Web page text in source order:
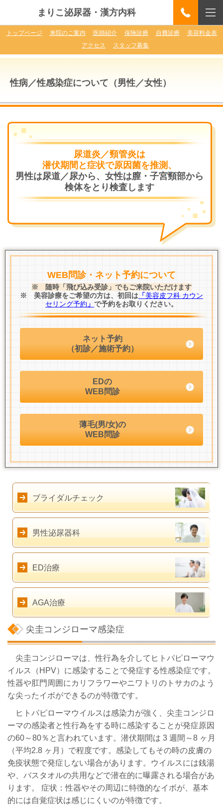
まりこ泌尿器・漢方内科
トップページ 来院のご案内 医師紹介 保険診療 自費診療
美容料金表
アクセス
スタッフ募集
性病／性感染症について （男性／女性）
尿道炎／頸管炎は
潜伏期間と症状で原因菌を推測、
男性は尿道／尿から、女性は膣・子宮頸部から
検体をとり検査します
WEB問診・ネット予約について
※ 随時「飛び込み受診」でもご来院いただけます
※ 美容診療をご希望の方は、初回は 「美容皮フ科 カウン
セリング予約 」 で予約をお取りください。
ネット予約
（初診／施術予約）
EDの
WEB問診
薄毛(男/女)の
WEB問診
ブライダルチェック
男性泌尿器科
ED治療
AGA治療
尖圭コンジローマ感染症
尖圭コンジローマは、性行為を介してヒトパピローマウ
イルス（HPV）に感染することで発症する性感染症です。
性器や肛門周囲にカリフラワーやニワトリのトサカのよう
な尖ったイボができるのが特徴です。
ヒトパピローマウイルスは感染力が強く、尖圭コンジロ
ーマの感染者と性行為をする時に感染することが発症原因
の60～80％と言われています。潜伏期間は 3 週間～8 ヶ月
（平均2.8 ヶ月）で程度です。感染してもその時の皮膚の
免疫状態で発症しない場合があります。ウイルスには銭湯
や、バスタオルの共用などで潜在的に曝露される場合があ
ります。 症状：性器やその周辺に特徴的なイボが、基本
的には自覚症状は感じにくいのが特徴です。